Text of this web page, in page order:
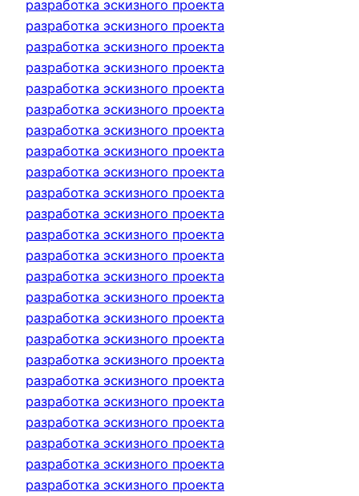
разработка эскизного проекта
разработка эскизного проекта
разработка эскизного проекта
разработка эскизного проекта
разработка эскизного проекта
разработка эскизного проекта
разработка эскизного проекта
разработка эскизного проекта
разработка эскизного проекта
разработка эскизного проекта
разработка эскизного проекта
разработка эскизного проекта
разработка эскизного проекта
разработка эскизного проекта
разработка эскизного проекта
разработка эскизного проекта
разработка эскизного проекта
разработка эскизного проекта
разработка эскизного проекта
разработка эскизного проекта
разработка эскизного проекта
разработка эскизного проекта
разработка эскизного проекта
разработка эскизного проекта